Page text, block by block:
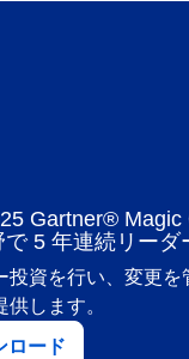
Gartner®
5 年連続リーダ
投資を行い、変更を
します。
ロード